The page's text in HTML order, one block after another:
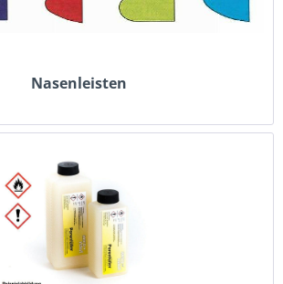
Nasenleisten